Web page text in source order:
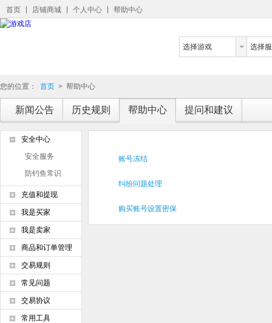
首页 店铺商城 个人中心 帮助中心
选择游戏 选择
您的位置： 首页 > 帮助中心
新闻公告 历史规则 帮助中心 提问和建议
账号冻结
纠纷问题处理
购买账号设置密保
安全中心
安全服务
防钓鱼常识
充值和提现
我是买家
我是卖家
商品和订单管理
交易规则
常见问题
交易协议
常用工具